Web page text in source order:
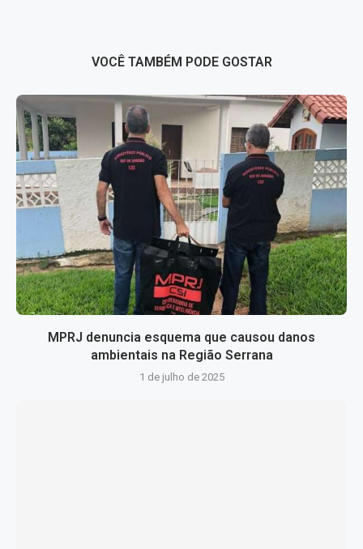
VOCÊ TAMBÉM PODE GOSTAR
MPRJ denuncia esquema que causou danos
ambientais na Região Serrana
1 de julho de 2025